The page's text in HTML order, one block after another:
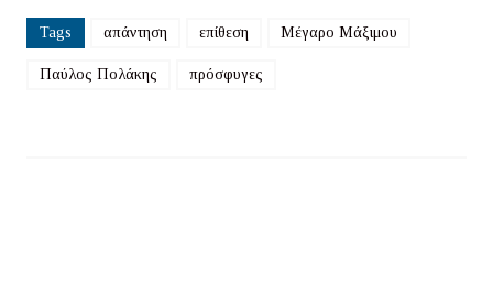
Tags απάντηση επίθεση Μέγαρο Μάξιμου
Παύλος Πολάκης πρόσφυγες